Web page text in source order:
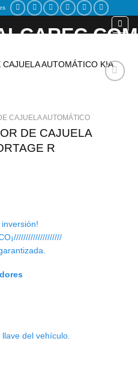
CAJUELA AUTOMÁTICO
DE CAJUELA
R
del vehículo.